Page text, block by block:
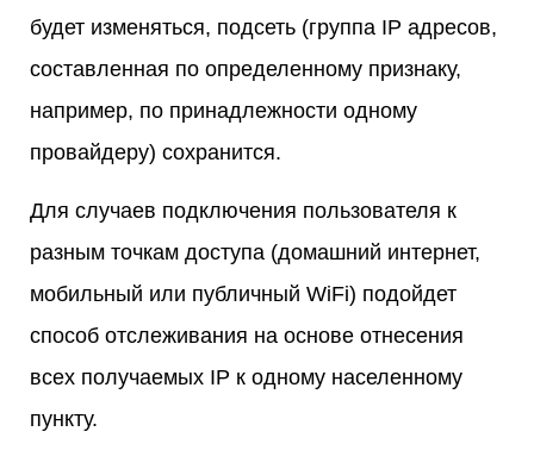
будет изменяться, подсеть (группа IP адресов,
составленная по определенному признаку,
например, по принадлежности одному
провайдеру) сохранится.
Для случаев подключения пользователя к
разным точкам доступа (домашний интернет,
мобильный или публичный WiFi) подойдет
способ отслеживания на основе отнесения
всех получаемых IP к одному населенному
пункту.